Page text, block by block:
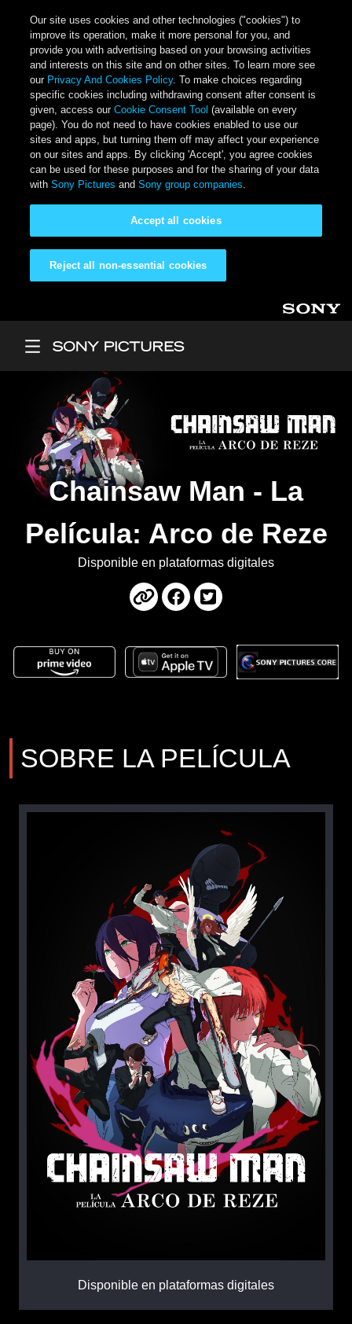
Our site uses cookies and other technologies ("cookies") to
improve its operation, make it more personal for you, and
provide you with advertising based on your browsing activities
and interests on this site and on other sites. To learn more see
our Privacy And Cookies Policy. To make choices regarding
specific cookies including withdrawing consent after consent is
given, access ourCookie Consent Tool (available on every
page). You do not need to have cookies enabled to use our
sites and apps, but turning them off may affect your experience
on our sites and apps. By clicking 'Accept', you agree cookies
can be used for these purposes and for the sharing of your data
withSony Pictures andSony group companies.
Reject all non-essential cookies
Accept all cookies
Chainsaw Man - La
Película: Arco de Reze
Disponible en plataformas digitales
SOBRE LA PELÍCULA
Disponible en plataformas digitales